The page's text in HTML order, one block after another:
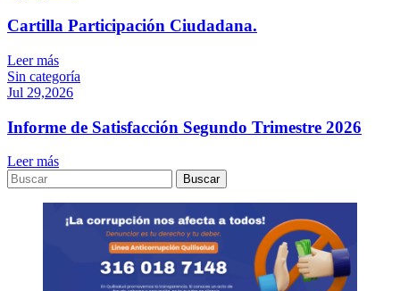
Cartilla Participación Ciudadana.
Leer más
Sin categoría
Jul 29,2026
Informe de Satisfacción Segundo Trimestre 2026
Leer más